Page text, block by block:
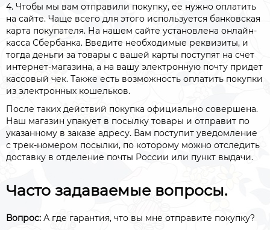
4. Чтобы мы вам отправили покупку, ее нужно оплатить
на сайте. Чаще всего для этого используется банковская
карта покупателя. На нашем сайте установлена онлайн-
касса Сбербанка. Введите необходимые реквизиты, и
тогда деньги за товары с вашей карты поступят на счет
интернет-магазина, а на вашу электронную почту придет
кассовый чек. Также есть возможность оплатить покупки
из электронных кошельков.
После таких действий покупка официально совершена.
Наш магазин упакует в посылку товары и отправит по
указанному в заказе адресу. Вам поступит уведомление
с трек-номером посылки, по которому можно отследить
доставку в отделение почты России или пункт выдачи.
Часто задаваемые вопросы.
Вопрос: А где гарантия, что вы мне отправите покупку?